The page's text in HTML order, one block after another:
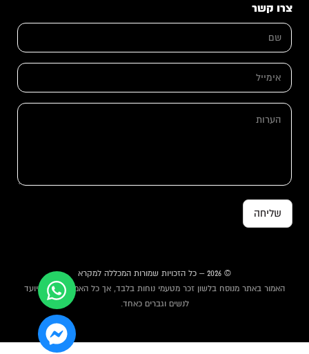
צרו קשר
ש
*
א
מ
יש
ת
ה
שליחה
© 2026 – כל הזכויות שמורות המכללה למקרא
האמור באתר מנוסח בלשון זכר מטעמי נוחות בלבד, אך כל האמור באתר מיועד
לנשים וגברים כאחד.